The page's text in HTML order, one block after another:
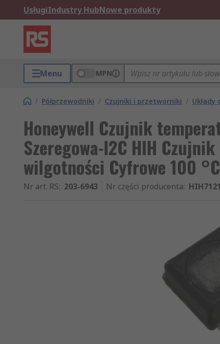
UsługiIndustry HubNowe produkty
Menu MPN
/ Półprzewodniki / Czujniki i przetworniki /
Honeywell Czujnik
Szeregowa-I2C HIH
wilgotności Cyfrowe 100
Nr art. RS: 203-6943 Nr części producenta: